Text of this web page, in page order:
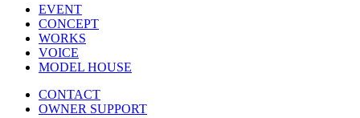
EVENT
CONCEPT
WORKS
VOICE
MODEL HOUSE
CONTACT
OWNER SUPPORT